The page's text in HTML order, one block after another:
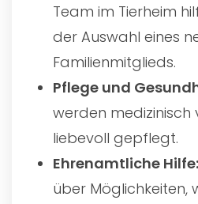
Team im Tierheim
der Auswahl eines
Familienmitglieds.
Pflege und
werden medizinisch
liebevoll gepflegt.
Ehrenamtliche Hilfe:
über Möglichkeiten,